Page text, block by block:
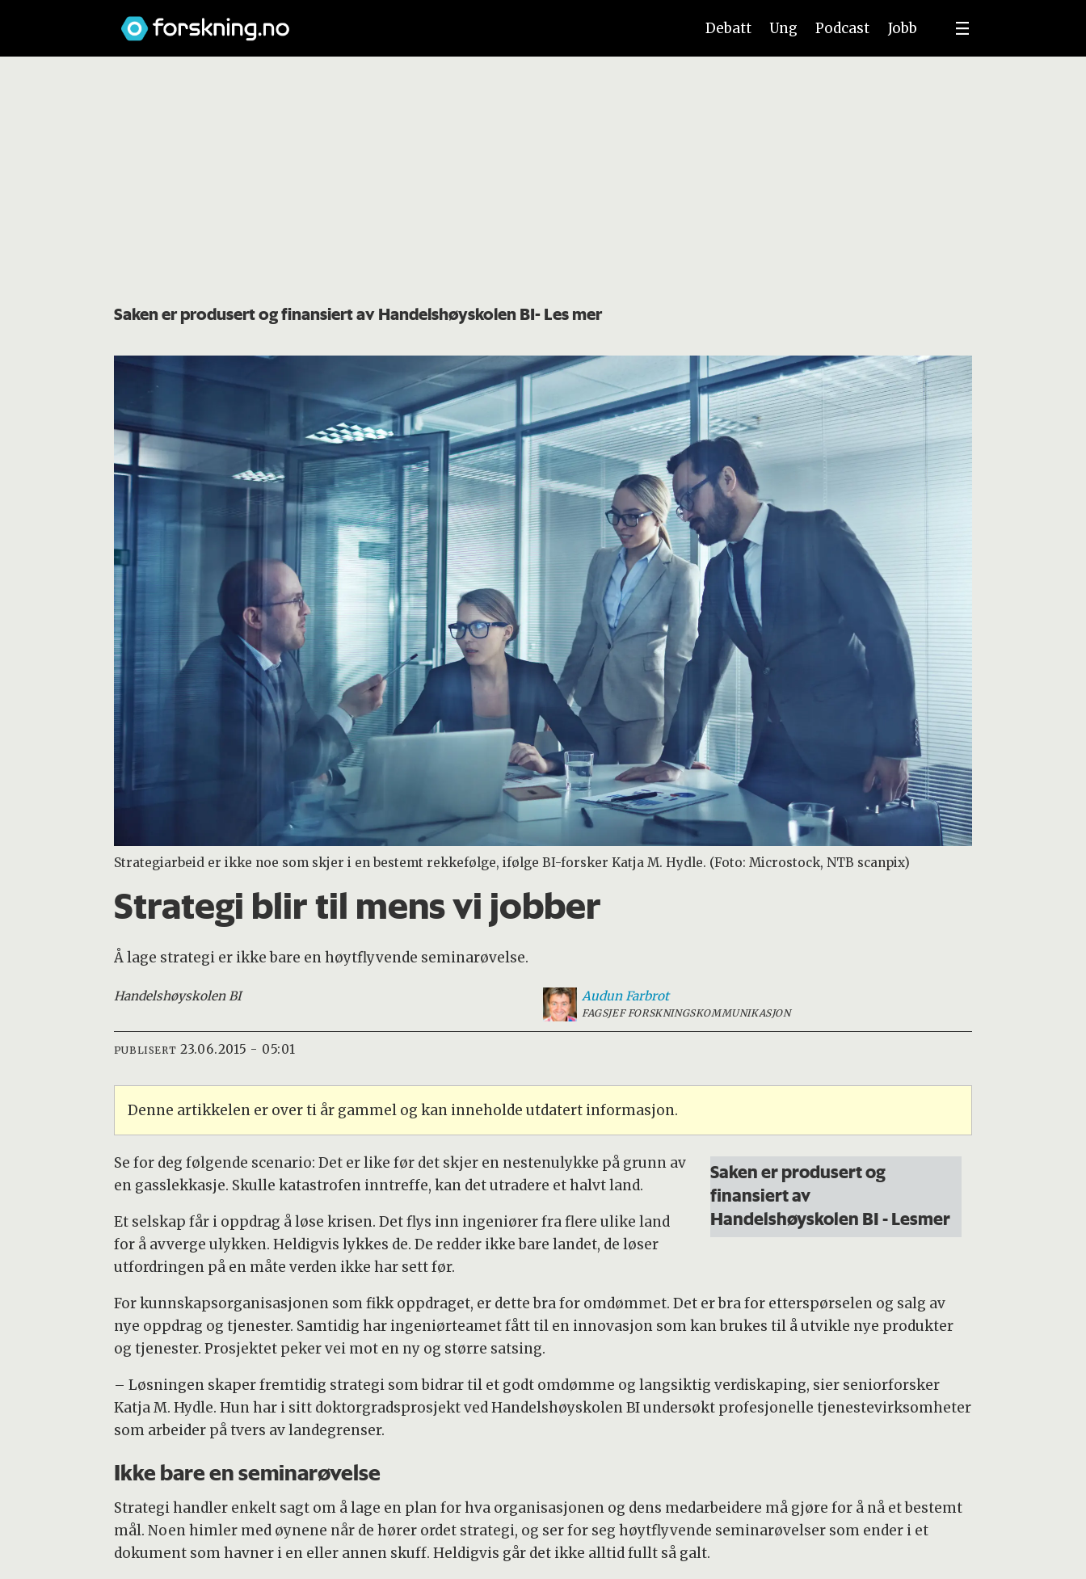
Debatt Ung Podcast Jobb
Saken er produsert og finansiert av Handelshøyskolen BI- Les mer
Strategiarbeid er ikke noe som skjer i en bestemt rekkefølge, ifølge BI-forsker Katja M. Hydle. (Foto: Microstock, NTB scanpix)
Strategi blir til mens vi jobber
Å lage strategi er ikke bare en høytflyvende seminarøvelse.
Handelshøyskolen BI Audun Farbrot
FAGSJEF FORSKNINGSKOMMUNIKASJON
PUBLISERT 23.06.2015 - 05:01
Denne artikkelen er over ti år gammel og kan inneholde utdatert informasjon.
Saken er produsert og
finansiert av
Handelshøyskolen BI -Lesmer
Se for deg følgende scenario: Det er like før det skjer en nestenulykke på grunn av
en gasslekkasje. Skulle katastrofen inntreffe, kan det utradere et halvt land.
Et selskap får i oppdrag å løse krisen. Det flys inn ingeniører fra flere ulike land
for å avverge ulykken. Heldigvis lykkes de. De redder ikke bare landet, de løser
utfordringen på en måte verden ikke har sett før.
For kunnskapsorganisasjonen som fikk oppdraget, er dette bra for omdømmet. Det er bra for etterspørselen og salg av
nye oppdrag og tjenester. Samtidig har ingeniørteamet fått til en innovasjon som kan brukes til å utvikle nye produkter
og tjenester. Prosjektet peker vei mot en ny og større satsing.
– Løsningen skaper fremtidig strategi som bidrar til et godt omdømme og langsiktig verdiskaping, sier seniorforsker
Katja M. Hydle. Hun har i sitt doktorgradsprosjekt ved Handelshøyskolen BI undersøkt profesjonelle tjenestevirksomheter
som arbeider på tvers av landegrenser.
Ikke bare en seminarøvelse
Strategi handler enkelt sagt om å lage en plan for hva organisasjonen og dens medarbeidere må gjøre for å nå et bestemt
mål. Noen himler med øynene når de hører ordet strategi, og ser for seg høytflyvende seminarøvelser som ender i et
dokument som havner i en eller annen skuff. Heldigvis går det ikke alltid fullt så galt.